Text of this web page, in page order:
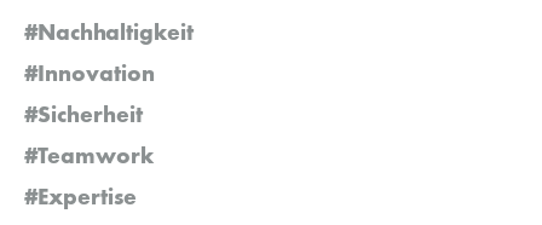
#Nachhaltigkeit
#Innovation
#Sicherheit
#Teamwork
#Expertise